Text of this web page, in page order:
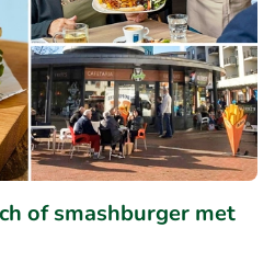
of smashburger met